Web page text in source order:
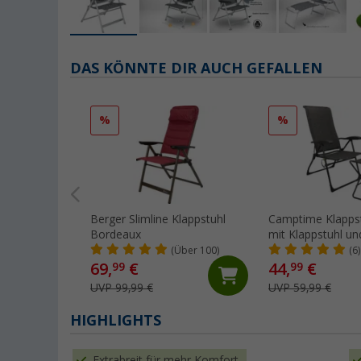
DAS KÖNNTE DIR AUCH GEFALLEN
%
Berger Slimline Klappstuhl
Bordeaux
(Über 100)
69,99 €
UVP 99,99 €
%
Camptime
mit Klappstuhl
Beinauflage
(6)
44,99 €
UVP 59,99 €
HIGHLIGHTS